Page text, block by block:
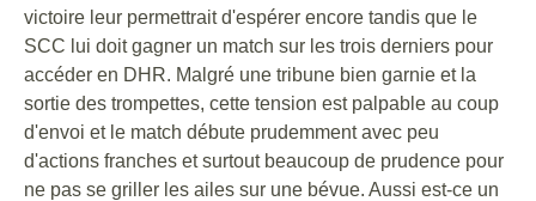
victoire leur permettrait d'espérer encore tandis que le
SCC lui doit gagner un match sur les trois derniers pour
accéder en DHR. Malgré une tribune bien garnie et la
sortie des trompettes, cette tension est palpable au coup
d'envoi et le match débute prudemment avec peu
d'actions franches et surtout beaucoup de prudence pour
ne pas se griller les ailes sur une bévue. Aussi est-ce un